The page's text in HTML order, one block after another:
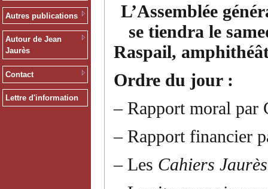
Autres publications
Autour de Jean
Jaurès
Contact
Lettre d'information
L’Assemblée
se tiendra le
Raspail,
Ordre du jour :
– Rapport moral par
– Rapport financier
– Les Cahiers